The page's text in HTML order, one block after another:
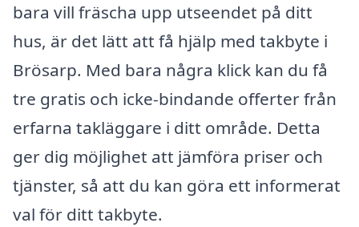
bara vill fräscha upp utseendet på ditt
hus, är det lätt att få hjälp med takbyte i
Brösarp. Med bara några klick kan du få
tre gratis och icke-bindande offerter från
erfarna takläggare i ditt område. Detta
ger dig möjlighet att jämföra priser och
tjänster, så att du kan göra ett informerat
val för ditt takbyte.